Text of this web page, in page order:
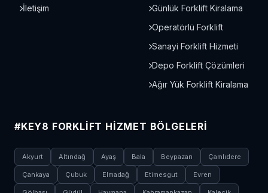
İletişim
Günlük Forklift Kiralama
Operatörlü Forklift
Sanayi Forklift Hizmeti
Depo Forklift Çözümleri
Ağır Yük Forklift Kiralama
#KEY8 FORKLIFT HIZMET BÖLGELERI
Akyurt Altındağ Ayaş Bala Beypazarı Çamlıdere
Çankaya Çubuk Elmadağ Etimesgut Evren